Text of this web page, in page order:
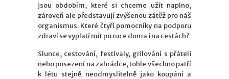
jsou obdobím, které si chceme užít naplno,
zároveň ale představují zvýšenou zátěž pro náš
organismus. Které čtyři pomocníky na podporu
zdraví se vyplatí mít po ruce doma i na cestách?
Slunce, cestování, festivaly, grilování s přáteli
nebo posezení na zahrádce, tohle všechno patří
k létu stejně neodmyslitelně jako koupání a